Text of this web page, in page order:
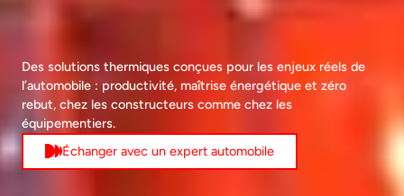
Des solutions thermiques conçues pour les enjeux réels de
l’automobile : productivité, maîtrise énergétique et zéro
rebut, chez les constructeurs comme chez les
équipementiers.
Échanger avec un expert automobile